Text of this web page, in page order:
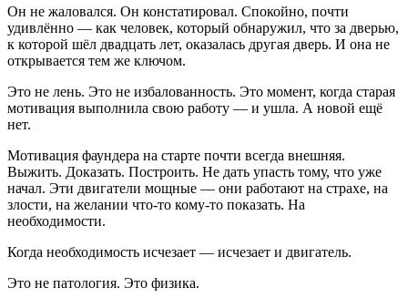
Он не жаловался. Он констатировал. Спокойно, почти
удивлённо — как человек, который обнаружил, что за дверью,
к которой шёл двадцать лет, оказалась другая дверь. И она не
открывается тем же ключом.
Это не лень. Это не избалованность. Это момент, когда старая
мотивация выполнила свою работу — и ушла. А новой ещё
нет.
Мотивация фаундера на старте почти всегда внешняя.
Выжить. Доказать. Построить. Не дать упасть тому, что уже
начал. Эти двигатели мощные — они работают на страхе, на
злости, на желании что-то кому-то показать. На
необходимости.
Когда необходимость исчезает — исчезает и двигатель.
Это не патология. Это физика.